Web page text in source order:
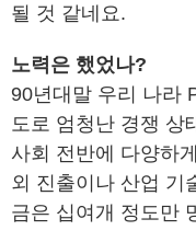
될 것 같네요.
노력은 했었나?
90년대말 우리 나라
도로 엄청난 경쟁 상
사회 전반에 다양하
외 진출이나 산업 기
금은 십여개 정도만